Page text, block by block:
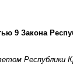
9 Закона
Республики